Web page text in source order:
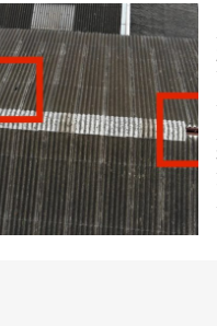
ドローンを使
根を点検しま
を事前に確認
きをこまめに
行います。 障
認して近隣に
しないかを確